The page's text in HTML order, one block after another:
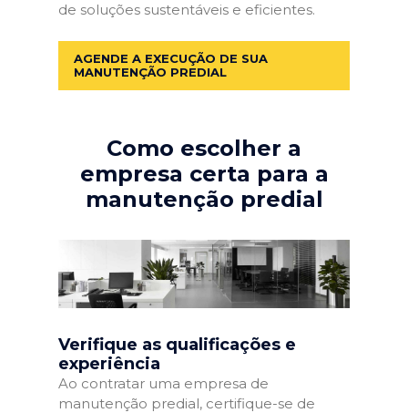
de soluções sustentáveis e eficientes.
AGENDE A EXECUÇÃO DE SUA
MANUTENÇÃO PREDIAL
Como escolher a
empresa certa para a
manutenção predial
Verifique as qualificações e
experiência
Ao contratar uma empresa de
manutenção predial, certifique-se de